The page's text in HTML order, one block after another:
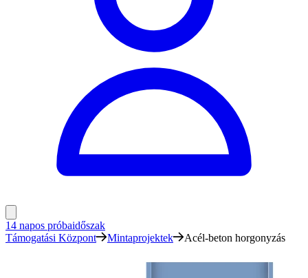
14 napos próbaidőszak
Támogatási Központ
Mintaprojektek Acél-beton horgonyzás